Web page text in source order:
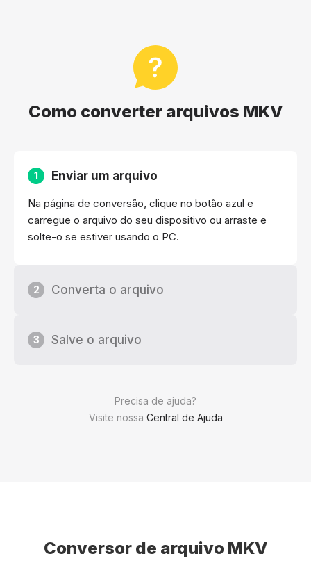
Como converter arquivos MKV
Precisa de ajuda?
Visite nossa Central de Ajuda
1 Enviar um arquivo
Na página de conversão, clique no botão azul e
carregue o arquivo do seu dispositivo ou arraste e
solte-o se estiver usando o PC.
2 Converta o arquivo
3 Salve o arquivo
Conversor de arquivo MKV